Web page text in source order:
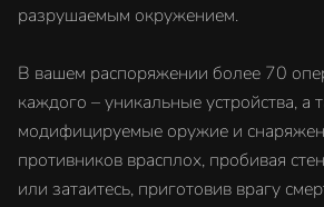
разрушаемым окружением.
В вашем распоряжении более 70
каждого – уникальные устройства, а
модифицируемые оружие и
противников врасплох, пробивая
или затаитесь, приготовив врагу